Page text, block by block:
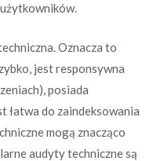
Oznacza to
jest responsywna
posiada
łatwa do zaindeksowania
mogą znacząco
audyty techniczne są